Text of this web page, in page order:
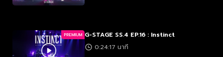
PREMIUM G-STAGE SS.4 EP.16 : Instinct
0:24:17 นาที